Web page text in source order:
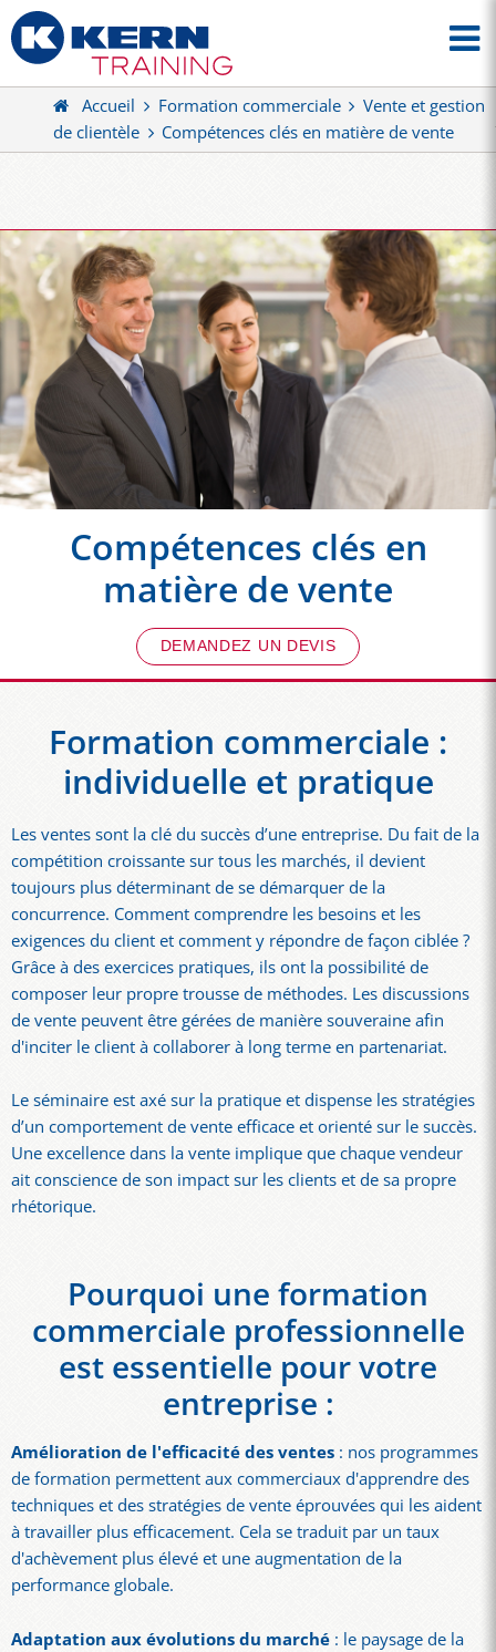
Accueil Formation commerciale
Vente et gestion
de clientèle
Compétences clés en matière de vente
Compétences clés en
matière de vente
DEMANDEZ UN DEVIS
Formation commerciale :
individuelle et pratique
Les ventes sont la clé du succès d’une entreprise. Du fait de la
compétition croissante sur tous les marchés, il devient
toujours plus déterminant de se démarquer de la
concurrence. Comment comprendre les besoins et les
exigences du client et comment y répondre de façon ciblée ?
Grâce à des exercices pratiques, ils ont la possibilité de
composer leur propre trousse de méthodes. Les discussions
de vente peuvent être gérées de manière souveraine afin
d'inciter le client à collaborer à long terme en partenariat.
Le séminaire est axé sur la pratique et dispense les stratégies
d’un comportement de vente efficace et orienté sur le succès.
Une excellence dans la vente implique que chaque vendeur
ait conscience de son impact sur les clients et de sa propre
rhétorique.
Pourquoi une formation
commerciale professionnelle
est essentielle pour votre
entreprise :
Amélioration de l'efficacité des ventes : nos programmes
de formation permettent aux commerciaux d'apprendre des
techniques et des stratégies de vente éprouvées qui les aident
à travailler plus efficacement. Cela se traduit par un taux
d'achèvement plus élevé et une augmentation de la
performance globale.
Adaptation aux évolutions du marché : le paysage de la